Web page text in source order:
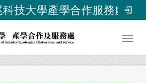
科技大學產學合作服務處
到主要內容